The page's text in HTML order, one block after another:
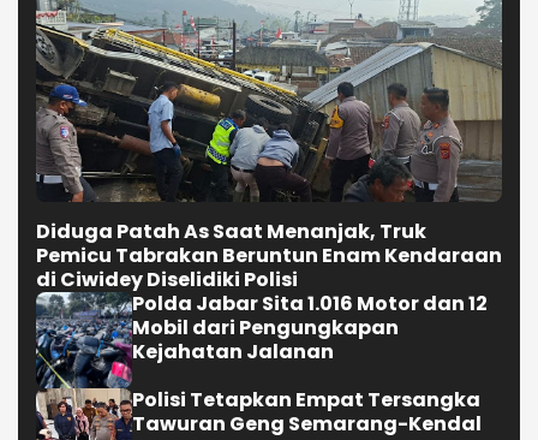
Diduga Patah As Saat Menanjak, Truk
Pemicu Tabrakan Beruntun Enam Kendaraan
di Ciwidey Diselidiki Polisi
Polda Jabar Sita 1.016 Motor dan 12
Mobil dari Pengungkapan
Kejahatan Jalanan
Polisi Tetapkan Empat Tersangka
Tawuran Geng Semarang-Kendal